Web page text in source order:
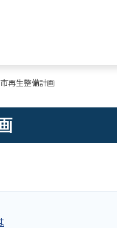
再生整備計画